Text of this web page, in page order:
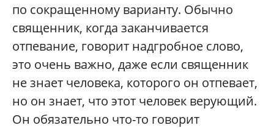
по сокращенному варианту. Обычно
священник, когда заканчивается
отпевание, говорит надгробное слово,
это очень важно, даже если священник
не знает человека, которого он отпевает,
но он знает, что этот человек верующий.
Он обязательно что-то говорит